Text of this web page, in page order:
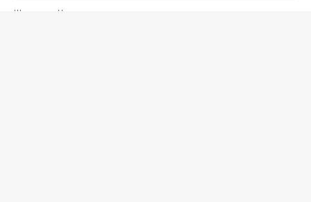
Шоурум на Нахимовском проспекте